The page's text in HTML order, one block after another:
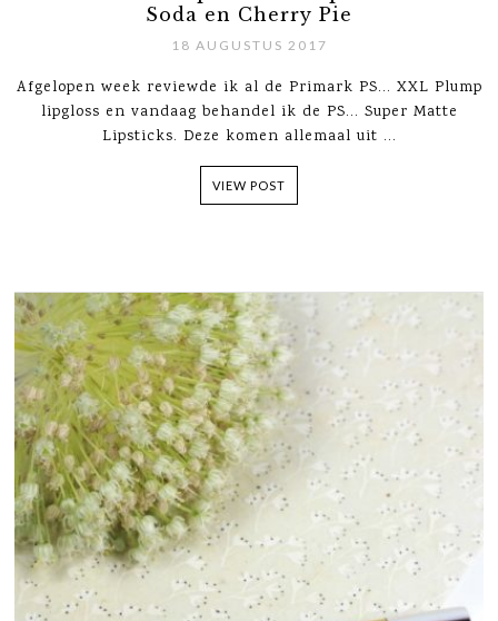
Soda en Cherry Pie
18 AUGUSTUS 2017
Afgelopen week reviewde ik al de Primark PS... XXL Plump
lipgloss en vandaag behandel ik de PS... Super Matte
Lipsticks. Deze komen allemaal uit ...
VIEW POST